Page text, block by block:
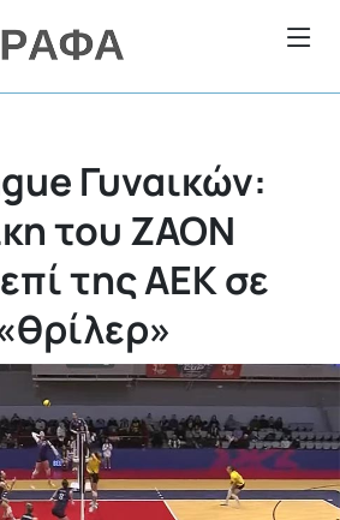
Γυναικών:
του ΖΑΟΝ
της ΑΕΚ σε